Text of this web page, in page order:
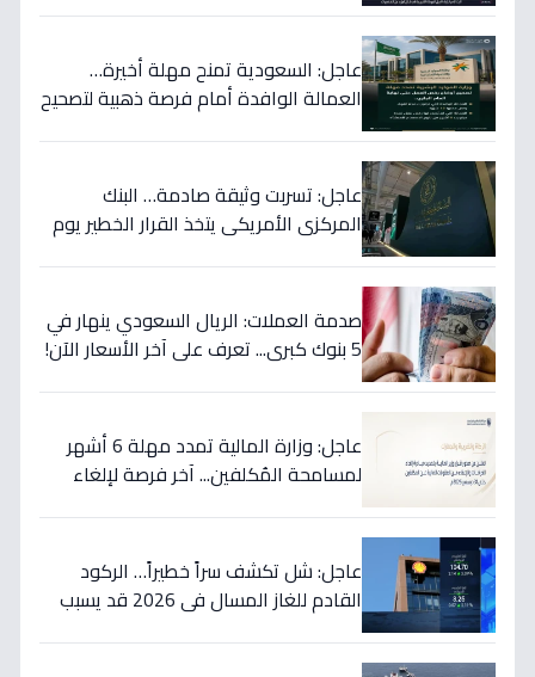
عاجل: السعودية تمنح مهلة أخيرة…
العمالة الوافدة أمام فرصة ذهبية لتصحيح
عاجل: تسربت وثيقة صادمة… البنك
المركزي الأمريكي يتخذ القرار الخطير يوم
صدمة العملات: الريال السعودي ينهار في
5 بنوك كبرى... تعرف على آخر الأسعار الآن!
عاجل: وزارة المالية تمدد مهلة 6 أشهر
لمسامحة المُكلفين... آخر فرصة لإلغاء
عاجل: شل تكشف سراً خطيراً… الركود
القادم للغاز المسال في 2026 قد يسبب